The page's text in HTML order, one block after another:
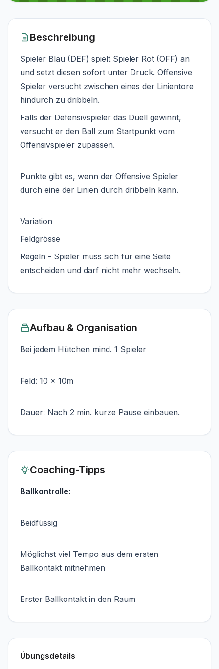
Beschreibung
Spieler Blau (DEF) spielt Spieler Rot (OFF) an
und setzt diesen sofort unter Druck. Offensive
Spieler versucht zwischen eines der Linientore
hindurch zu dribbeln.
Falls der Defensivspieler das Duell gewinnt,
versucht er den Ball zum Startpunkt vom
Offensivspieler zupassen.
Punkte gibt es, wenn der Offensive Spieler
durch eine der Linien durch dribbeln kann.
Variation
Feldgrösse
Regeln - Spieler muss sich für eine Seite
entscheiden und darf nicht mehr wechseln.
Aufbau & Organisation
Bei jedem Hütchen mind. 1 Spieler
Feld: 10 x 10m
Dauer: Nach 2 min. kurze Pause einbauen.
Coaching-Tipps
Ballkontrolle:
Beidfüssig
Möglichst viel Tempo aus dem ersten
Ballkontakt mitnehmen
Erster Ballkontakt in den Raum
Übungsdetails